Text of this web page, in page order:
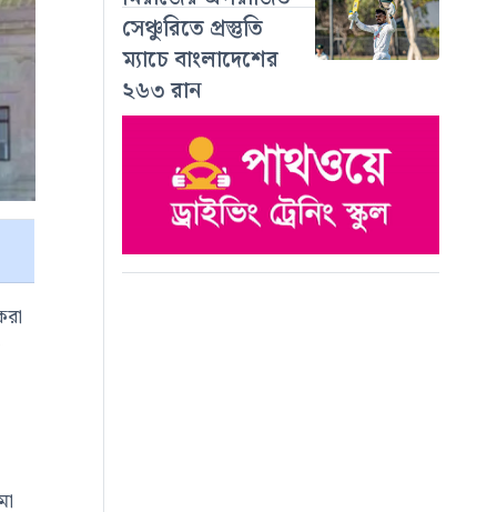
সেঞ্চুরিতে প্রস্তুতি
ম্যাচে বাংলাদেশের
২৬৩ রান